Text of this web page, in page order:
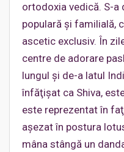
ortodoxia vedică. S-
populară şi familială,
ascetic exclusiv. În
centre de adorare
lungul şi de-a latul
înfăţişat ca Shiva,
este reprezentat în
aşezat în postura
mâna stângă un